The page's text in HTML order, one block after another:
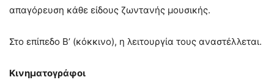
απαγόρευση κάθε είδους ζωντανής μουσικής.
Στο επίπεδο Β’ (κόκκινο), η λειτουργία τους αναστέλλεται.
Κινηματογράφοι